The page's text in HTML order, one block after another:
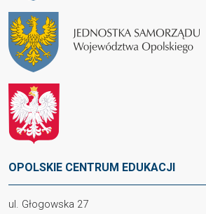
OPOLSKIE CENTRUM EDUKACJI
ul. Głogowska 27